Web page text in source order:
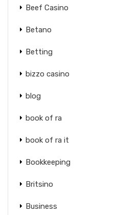
Beef Casino
Betano
Betting
bizzo casino
blog
book of ra
book of ra it
Bookkeeping
Britsino
Business